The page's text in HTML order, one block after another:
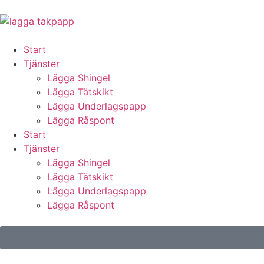
Start
Tjänster
Lägga Shingel
Lägga Tätskikt
Lägga Underlagspapp
Lägga Råspont
Start
Tjänster
Lägga Shingel
Lägga Tätskikt
Lägga Underlagspapp
Lägga Råspont